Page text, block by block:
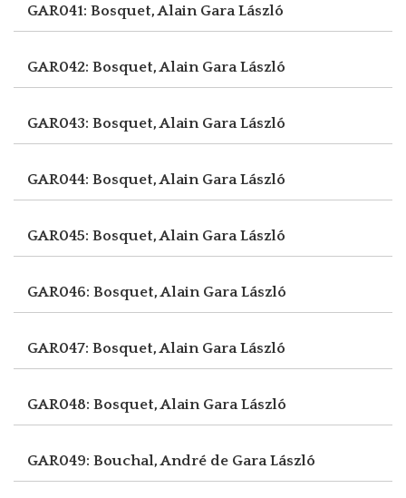
GAR041: Bosquet, Alain Gara László
GAR042: Bosquet, Alain Gara László
GAR043: Bosquet, Alain Gara László
GAR044: Bosquet, Alain Gara László
GAR045: Bosquet, Alain Gara László
GAR046: Bosquet, Alain Gara László
GAR047: Bosquet, Alain Gara László
GAR048: Bosquet, Alain Gara László
GAR049: Bouchal, André de Gara László